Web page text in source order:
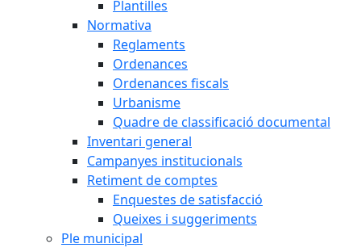
Plantilles
Normativa
Reglaments
Ordenances
Ordenances fiscals
Urbanisme
Quadre de classificació documental
Inventari general
Campanyes institucionals
Retiment de comptes
Enquestes de satisfacció
Queixes i suggeriments
Ple municipal